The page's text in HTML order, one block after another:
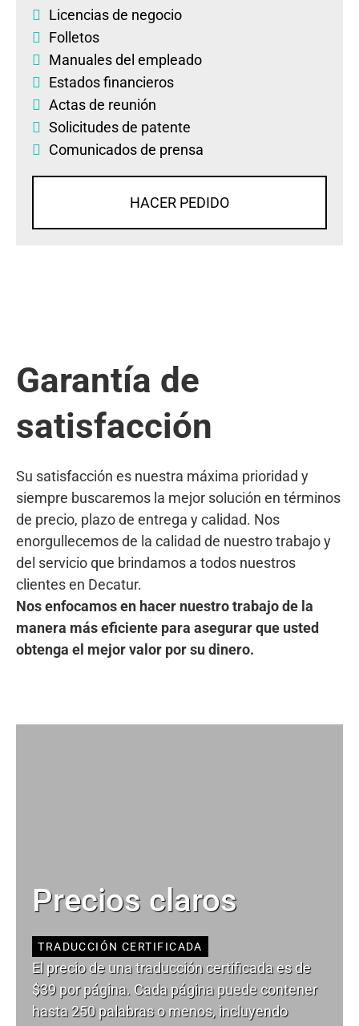
Licencias de negocio
Folletos
Manuales del empleado
Estados financieros
Actas de reunión
Solicitudes de patente
Comunicados de prensa
HACER PEDIDO
Garantía de
satisfacción
Su satisfacción es nuestra máxima prioridad y
siempre buscaremos la mejor solución en términos
de precio, plazo de entrega y calidad. Nos
enorgullecemos de la calidad de nuestro trabajo y
del servicio que brindamos a todos nuestros
clientes en Decatur.
Nos enfocamos en hacer nuestro trabajo de la
manera más eficiente para asegurar que usted
obtenga el mejor valor por su dinero.
Precios claros
TRADUCCIÓN CERTIFICADA
El precio de una traducción certificada es de
$39 por página. Cada página puede contener
hasta 250 palabras o menos, incluyendo